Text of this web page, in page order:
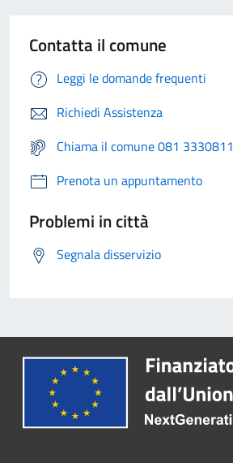
Contatta il comune
Leggi le domande frequenti
Richiedi Assistenza
Chiama il comune 081 3330811
Prenota un appuntamento
Problemi in città
Segnala disservizio